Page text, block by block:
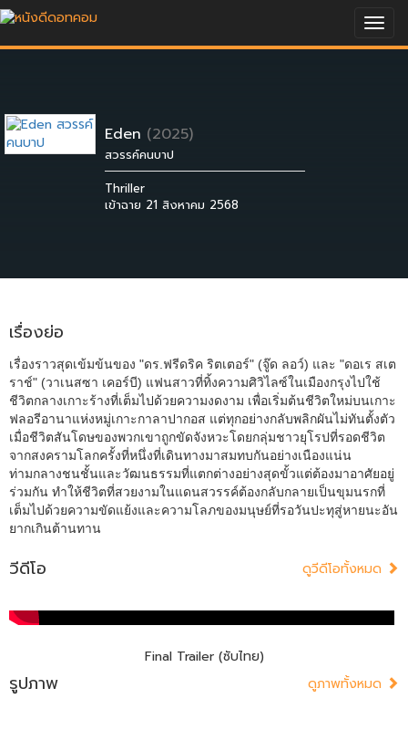
Eden (2025)
สวรรค์คนบาป
Thriller
เข้าฉาย 21 สิงหาคม 2568
เรื่องย่อ
เรื่องราวสุดเข้มข้นของ "ดร.ฟรีดริค ริตเตอร์" (จู๊ด ลอว์) และ "ดอเร สเต
ราช์" (วาเนสซา เคอร์บี) แฟนสาวที่ทิ้งความศิวิไลซ์ในเมืองกรุงไปใช้
ชีวิตกลางเกาะร้างที่เต็มไปด้วยความงดงาม เพื่อเริ่มต้นชีวิตใหม่บนเกาะ
ฟลอรีอานาแห่งหมู่เกาะกาลาปากอส แต่ทุกอย่างกลับพลิกผันไม่ทันตั้งตัว
เมื่อชีวิตสันโดษของพวกเขาถูกขัดจังหวะโดยกลุ่มชาวยุโรปที่รอดชีวิต
จากสงครามโลกครั้งที่หนึ่งที่เดินทางมาสมทบกันอย่างเนืองแน่น
ท่ามกลางชนชั้นและวัฒนธรรมที่แตกต่างอย่างสุดขั้วแต่ต้องมาอาศัยอยู่
ร่วมกัน ทำให้ชีวิตที่สวยงามในแดนสวรรค์ต้องกลับกลายเป็นขุมนรกที่
เต็มไปด้วยความขัดแย้งและความโลภของมนุษย์ที่รอวันปะทุสู่หายนะอัน
ยากเกินต้านทาน
วีดีโอ ดูวีดีโอทั้งหมด
Final Trailer (ซับไทย)
รูปภาพ ดูภาพทั้งหมด